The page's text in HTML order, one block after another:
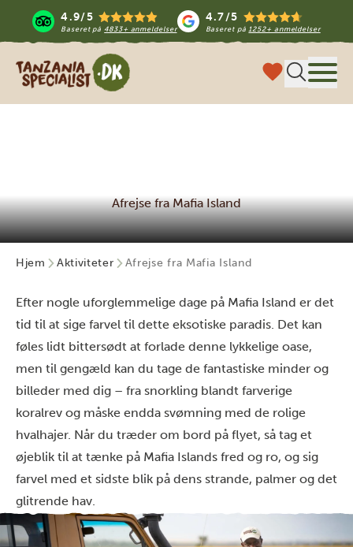
4.9/5
Baseret på 4833+ anmeldelser
4.7/5
Baseret på1252+ anmeldelser
Tanzania Specialist
Afrejse fra Mafia Island
Hjem Aktiviteter Afrejse fra Mafia Island
Efter nogle uforglemmelige dage på Mafia Island er det
tid til at sige farvel til dette eksotiske paradis. Det kan
føles lidt bittersødt at forlade denne lykkelige oase,
men til gengæld kan du tage de fantastiske minder og
billeder med dig – fra snorkling blandt farverige
koralrev og måske endda svømning med de rolige
hvalhajer. Når du træder om bord på flyet, så tag et
øjeblik til at tænke på Mafia Islands fred og ro, og sig
farvel med et sidste blik på dens strande, palmer og det
glitrende hav.